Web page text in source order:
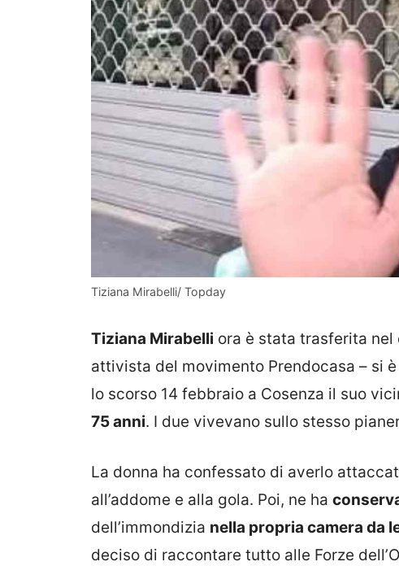
Tiziana Mirabelli/ Topday
Tiziana Mirabelli ora è stata trasferita
attivista del movimento Prendocasa – si
lo scorso 14 febbraio a Cosenza il suo
75 anni. I due vivevano sullo stesso
La donna ha confessato di averlo
all’addome e alla gola. Poi, ne ha
dell’immondizia nella propria camera da
deciso di raccontare tutto alle Forze